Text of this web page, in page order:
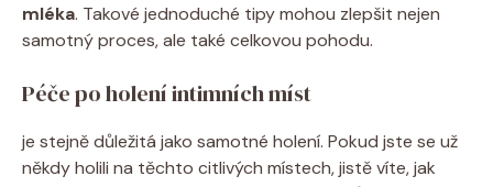
mléka. Takové jednoduché tipy mohou zlepšit nejen
samotný proces, ale také celkovou pohodu.
Péče po holení intimních míst
je stejně důležitá jako samotné holení. Pokud jste se už
někdy holili na těchto citlivých místech, jistě víte, jak